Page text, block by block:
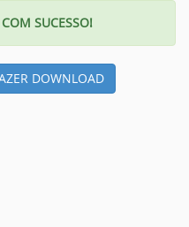
SUCESSO!
DOWNLOAD